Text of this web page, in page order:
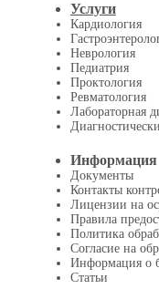
Услуги
Кардиология
Неврология
Педиатрия
Проктология
Ревматология
Лабораторная
Информация
Документы
Контакты
Лицензии на
Правила
Политика
Согласие на
Информация о
Статьи